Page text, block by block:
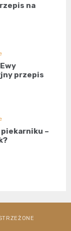
na
przepis
–